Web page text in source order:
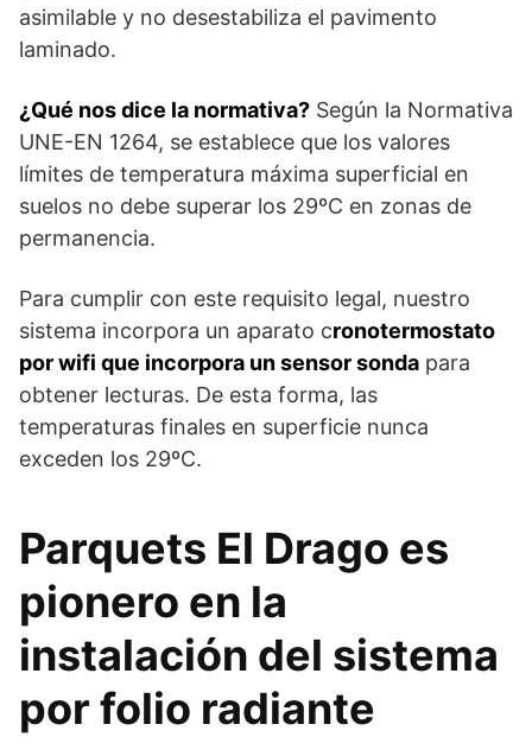
asimilable y no desestabiliza el pavimento
laminado.
¿Qué nos dice la normativa? Según la Normativa
UNE-EN 1264, se establece que los valores
límites de temperatura máxima superficial en
suelos no debe superar los 29ºC en zonas de
permanencia.
Para cumplir con este requisito legal, nuestro
sistema incorpora un aparato cronotermostato
por wifi que incorpora un sensor sonda para
obtener lecturas. De esta forma, las
temperaturas finales en superficie nunca
exceden los 29ºC.
Parquets El Drago es
pionero en la
instalación del sistema
por folio radiante